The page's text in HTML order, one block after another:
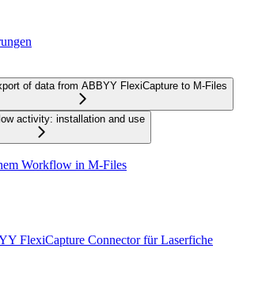
of data from ABBYY FlexiCapture to M-Files
activity: installation and use
Workflow in M-Files
FlexiCapture Connector für Laserfiche